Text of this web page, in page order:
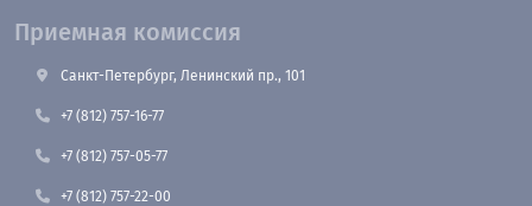
Приемная комиссия
Санкт-Петербург, Ленинский пр., 101
+7 (812) 757-16-77
+7 (812) 757-05-77
+7 (812) 757-22-00